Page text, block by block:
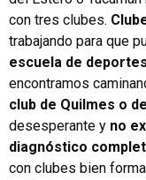
con tres clubes.
trabajando para que
escuela de
encontramos
club de Quilmes o
desesperante y no
diagnóstico
con clubes bien